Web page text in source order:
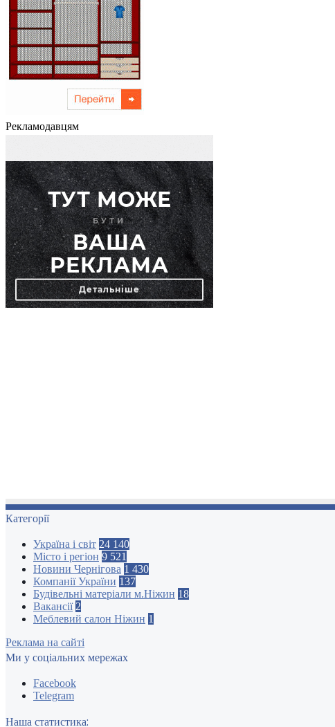
Рекламодавцям
Категорії
Україна і світ 24 140
Місто і регіон 9 521
Новини Чернігова 1 430
Компанії України 137
Будівельні матеріали м.Ніжин 18
Вакансії 2
Меблевий салон Ніжин 1
Реклама на сайті
Ми у соціальних мережах
Facebook
Telegram
Наша статистика: